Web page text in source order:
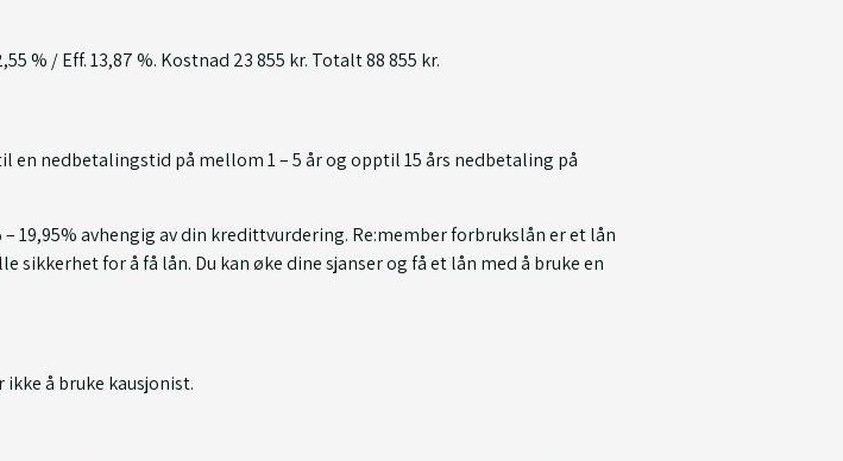
% / Eff. 13,87 %. Kostnad 23 855 kr. Totalt 88 855 kr.
en nedbetalingstid på mellom 1 – 5 år og opptil 15 års nedbetaling på
avhengig av din kredittvurdering. Re:member forbrukslån er et lån
for å få lån. Du kan øke dine sjanser og få et lån med å bruke en
å bruke kausjonist.